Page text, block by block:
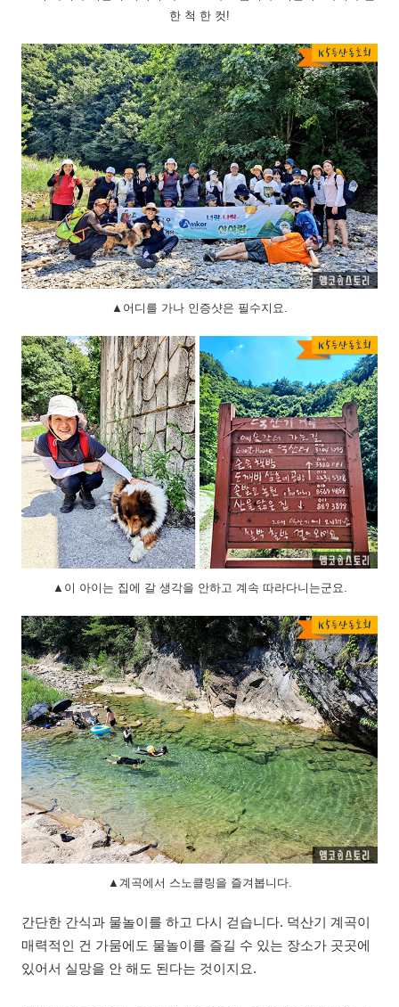
한 척 한 컷!
▲어디를 가나 인증샷은 필수지요.
▲이 아이는 집에 갈 생각을 안하고 계속 따라다니는군요.
▲계곡에서 스노클링을 즐겨봅니다.
간단한 간식과 물놀이를 하고 다시 걷습니다. 덕산기 계곡이
매력적인 건 가뭄에도 물놀이를 즐길 수 있는 장소가 곳곳에
있어서 실망을 안 해도 된다는 것이지요.